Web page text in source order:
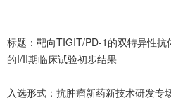
标题：靶向TIGIT/PD-1的双特异性
的I/II期临床试验初步结果
入选形式：抗肿瘤新药新技术研发专